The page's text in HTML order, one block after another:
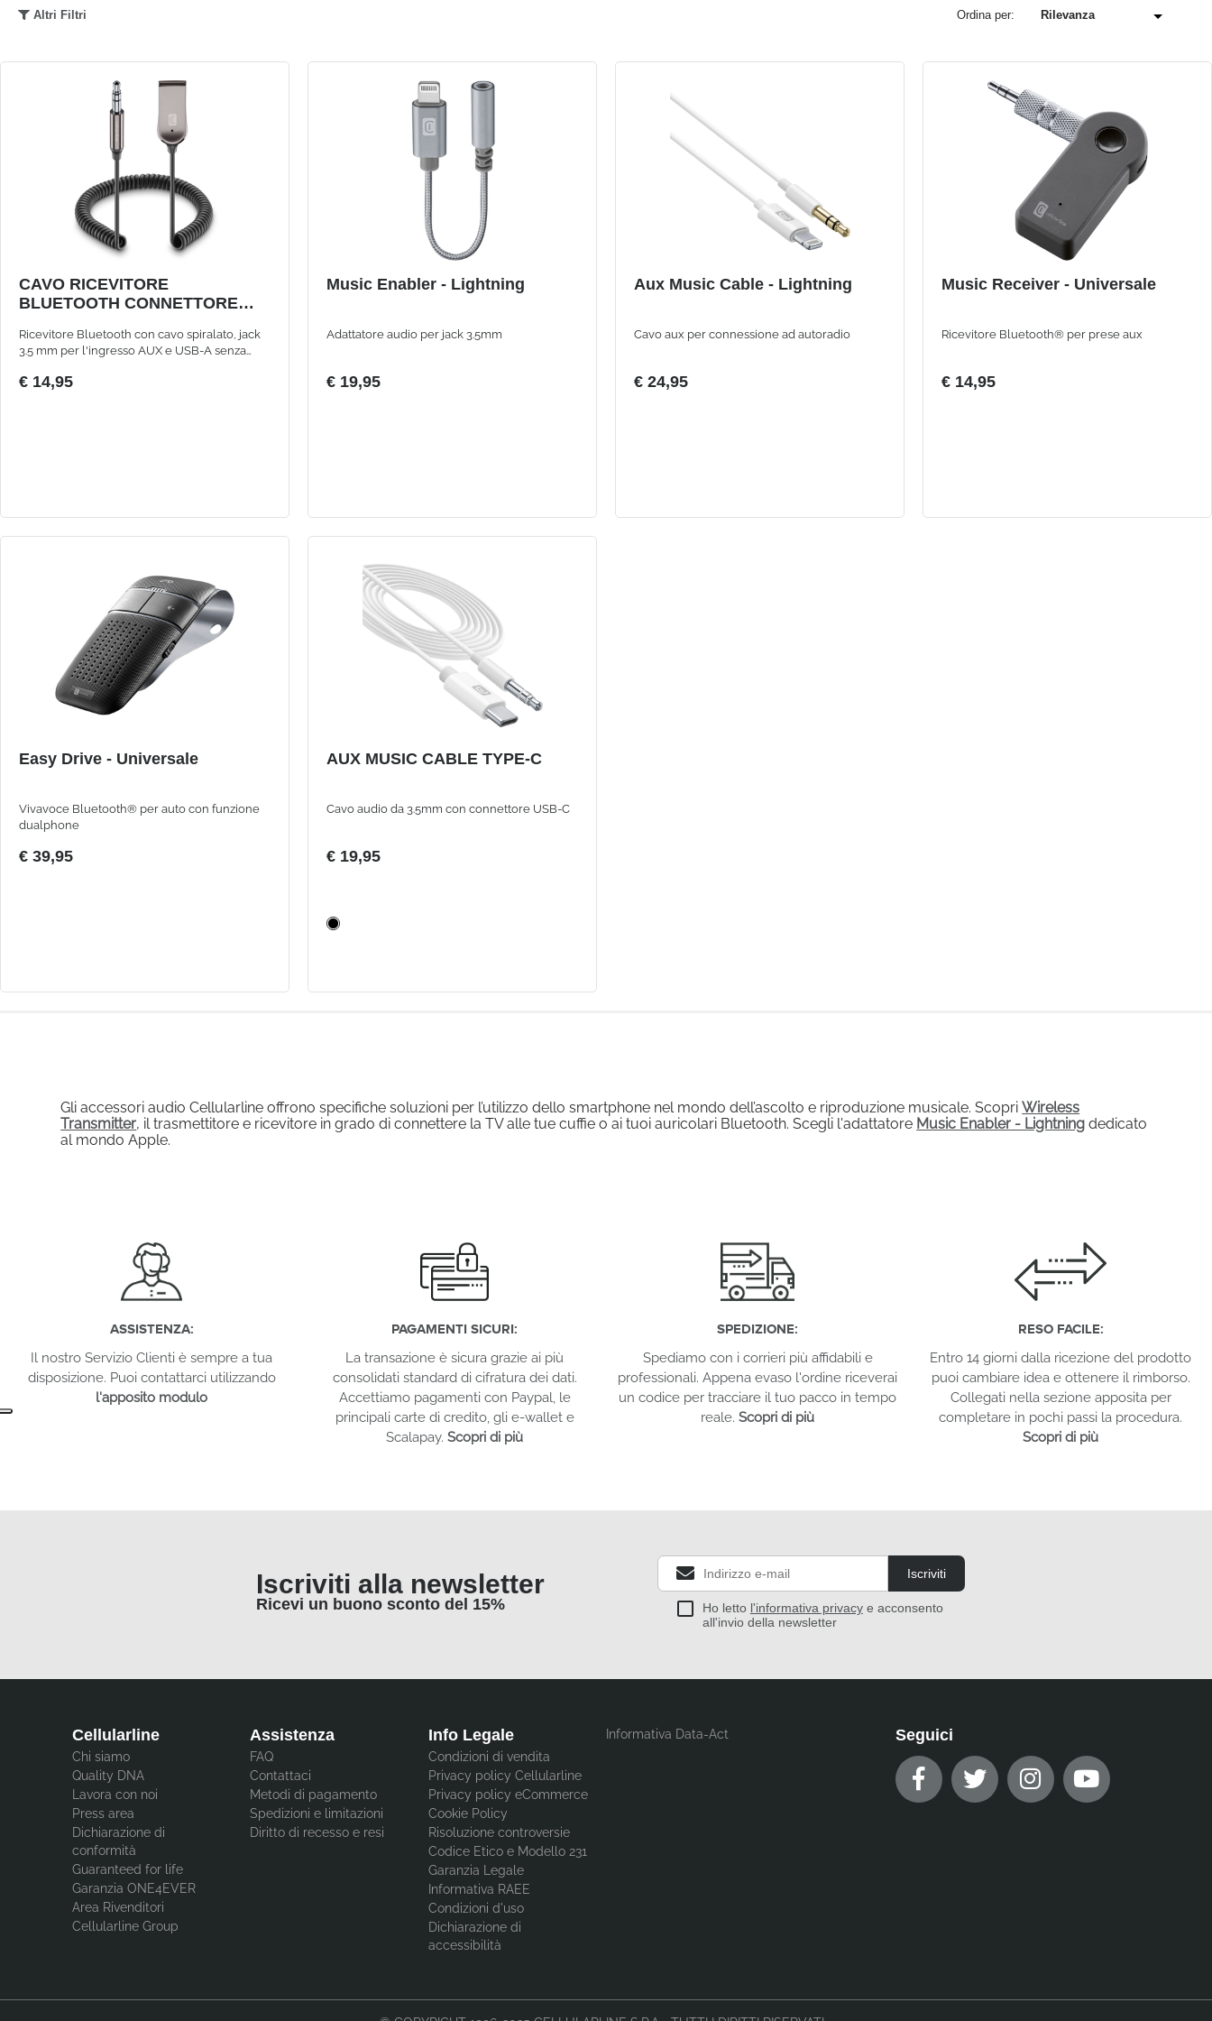
Altri Filtri Ordina per:
CAVO RICEVITORE
BLUETOOTH CONNETTORE
Ricevitore Bluetooth con cavo spiralato, jack
3.5 mm per l'ingresso AUX e USB-A senza
€ 14,95
Music Enabler - Lightning
Adattatore audio per jack 3.5mm
€ 19,95
Aux Music Cable - Lightning
Cavo aux per connessione ad autoradio
€ 24,95
Music Receiver - Universale
Ricevitore Bluetooth® per prese aux
€ 14,95
Easy Drive - Universale
Vivavoce Bluetooth® per auto con funzione
dualphone
€ 39,95
AUX MUSIC CABLE TYPE-C
Cavo audio da 3.5mm con connettore USB-C
€ 19,95
Gli accessori audio Cellularline offrono specifiche soluzioni per l’utilizzo dello smartphone nel mondo dell’ascolto e riproduzione musicale. ScopriWireless
Transmitter, il trasmettitore e ricevitore in grado di connettere la TV alle tue cuffie o ai tuoi auricolari Bluetooth. Scegli l'adattatore Music Enabler - Lightning dedicato
al mondo Apple.
ASSISTENZA:
Il nostro Servizio Clienti è sempre a tua
disposizione. Puoi contattarci utilizzando
l'apposito modulo
PAGAMENTI SICURI:
La transazione è sicura grazie ai più
consolidati standard di cifratura dei dati.
Accettiamo pagamenti con Paypal, le
principali carte di credito, gli e-wallet e
Scalapay. Scopri di più
SPEDIZIONE:
Spediamo con i corrieri più affidabili e
professionali. Appena evaso l'ordine riceverai
un codice per tracciare il tuo pacco in tempo
reale. Scopri di più
RESO FACILE:
Entro 14 giorni dalla ricezione del prodotto
puoi cambiare idea e ottenere il rimborso.
Collegati nella sezione apposita per
completare in pochi passi la procedura.
Scopri di più
Iscriviti alla newsletter
Ricevi un buono sconto del 15%
Iscriviti
Ho letto l'informativa privacye acconsento
all'invio della newsletter
Cellularline
Chi siamo
Quality DNA
Lavora con noi
Press area
Dichiarazione di
conformità
Guaranteed for life
Garanzia ONE4EVER
Area Rivenditori
Cellularline Group
Assistenza
FAQ
Contattaci
Metodi di pagamento
Spedizioni e limitazioni
Diritto di recesso e resi
Info Legale
Condizioni di vendita
Privacy policy Cellularline
Privacy policy eCommerce
Cookie Policy
Risoluzione controversie
Codice Etico e Modello 231
Garanzia Legale
Informativa RAEE
Condizioni d'uso
Dichiarazione di
accessibilità
Informativa Data-Act Seguici